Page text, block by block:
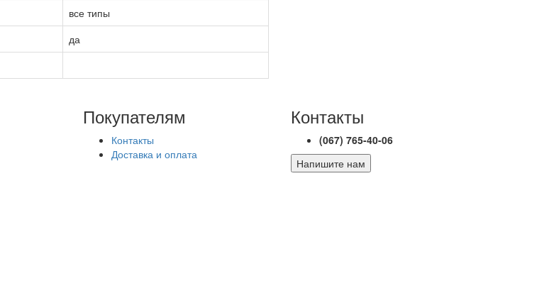
все типы
да
Покупателям
Контакты
Доставка и оплата
Контакты
(067) 765-40-06
Напишите нам